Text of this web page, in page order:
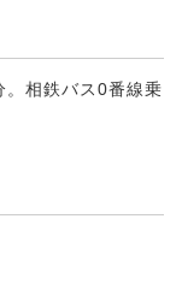
相鉄バス0番線乗